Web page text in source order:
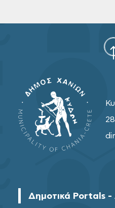
Δημοτικά Portals -